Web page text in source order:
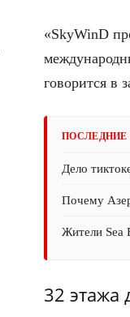
«SkyWinD
говорится в
ПОСЛЕДНИЕ
Дело
Почему
Жители Sea
32